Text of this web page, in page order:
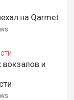
на Qarmet
и